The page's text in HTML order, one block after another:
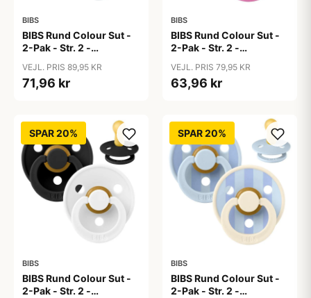
BIBS
BIBS Rund Colour Sut -
2-Pak - Str. 2 -
Blue/Baby Blue
VEJL. PRIS 89,95 KR
71,96 kr
BIBS
BIBS Rund Colour Sut -
2-Pak - Str. 2 -
Pink/Bubblegum
VEJL. PRIS 79,95 KR
63,96 kr
SPAR 20%
BIBS
BIBS Rund Colour Sut -
2-Pak - Str. 2 -
SPAR 20%
BIBS
BIBS Rund Colour Sut -
2-Pak - Str. 2 -